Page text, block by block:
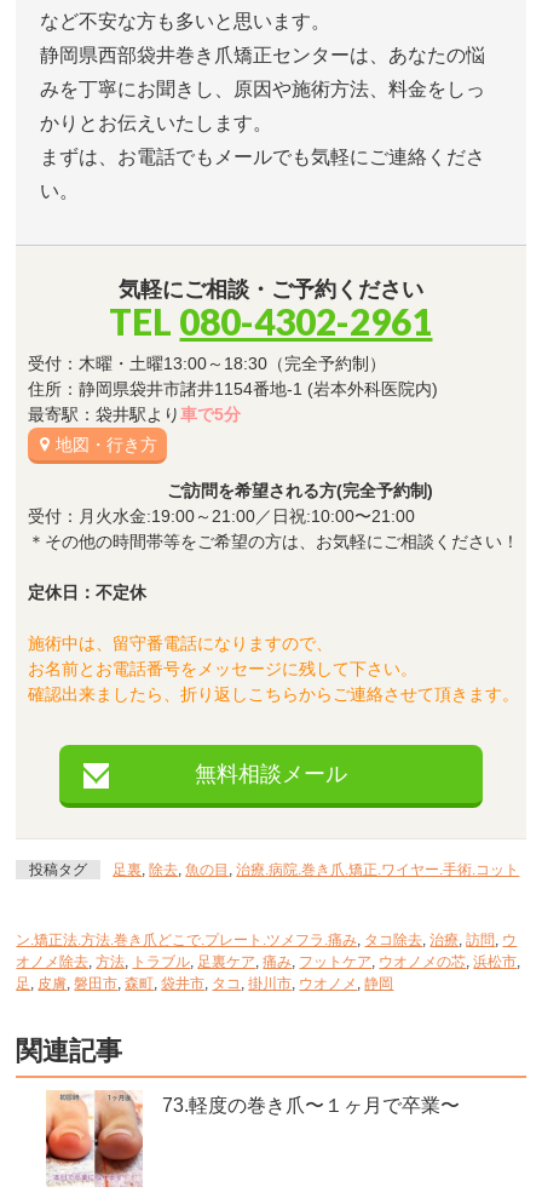
など不安な方も多いと思います。
静岡県西部袋井巻き爪矯正センターは、あなたの悩
みを丁寧にお聞きし、原因や施術方法、料金をしっ
かりとお伝えいたします。
まずは、お電話でもメールでも気軽にご連絡くださ
い。
気軽にご相談・ご予約ください
TEL 080-4302-2961
受付：木曜・土曜13:00～18:30（完全予約制）
住所：静岡県袋井市諸井1154番地-1 (岩本外科医院内)
最寄駅：袋井駅より車で5分
地図・行き方
ご訪問を希望される方(完全予約制)
受付：月火水金:19:00～21:00／日祝:10:00〜21:00
＊その他の時間帯等をご希望の方は、お気軽にご相談ください！
定休日：不定休
施術中は、留守番電話になりますので、
お名前とお電話番号をメッセージに残して下さい。
確認出来ましたら、折り返しこちらからご連絡させて頂きます。
無料相談メール
投稿タグ 足裏, 除去,魚の目 ,治療.病院.巻き爪.矯正.ワイヤー.手術.コット
ン.矯正法.方法.巻き爪どこで.プレート.ツメフラ.痛み, タコ除去,治療,訪問, ウ
オノメ除去,方法, トラブル, 足裏ケア,痛み, フットケア, ウオノメの芯,浜松市,
足 , 皮膚,磐田市,森町,袋井市, タコ ,掛川市, ウオノメ ,静岡
関連記事
73.軽度の巻き爪〜１ヶ月で卒業〜